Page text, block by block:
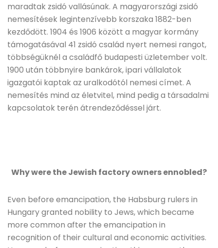
maradtak zsidó vallásúnak. A magyarországi zsidó
nemesítések legintenzívebb korszaka 1882-ben
kezdődött. 1904 és 1906 között a magyar kormány
támogatásával 41 zsidó család nyert nemesi rangot,
többségüknél a családfő budapesti üzletember volt.
1900 után többnyire bankárok, ipari vállalatok
igazgatói kaptak az uralkodótól nemesi címet. A
nemesítés mind az életvitel, mind pedig a társadalmi
kapcsolatok terén átrendeződéssel járt.
Why were the Jewish factory owners ennobled?
Even before emancipation, the Habsburg rulers in
Hungary granted nobility to Jews, which became
more common after the emancipation in
recognition of their cultural and economic activities.